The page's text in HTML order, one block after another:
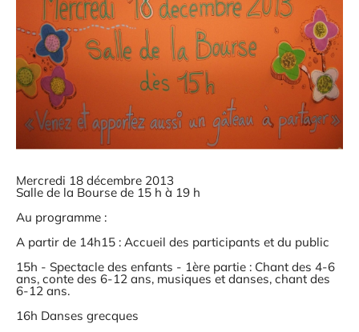
Mercredi 18 décembre 2013
Salle de la Bourse de 15 h à 19 h
Au programme :
A partir de 14h15 : Accueil des participants et du public
15h - Spectacle des enfants - 1ère partie : Chant des 4-6
ans, conte des 6-12 ans, musiques et danses, chant des
6-12 ans.
16h Danses grecques